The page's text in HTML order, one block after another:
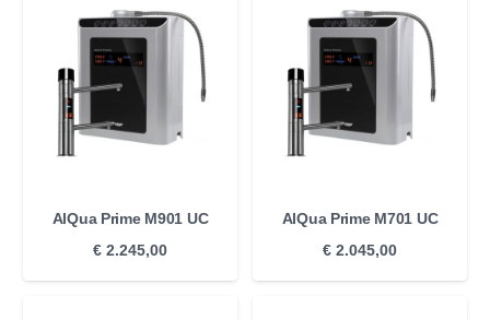
AlQua Prime M901 UC
€ 2.245,00
AlQua Prime M701 UC
€ 2.045,00